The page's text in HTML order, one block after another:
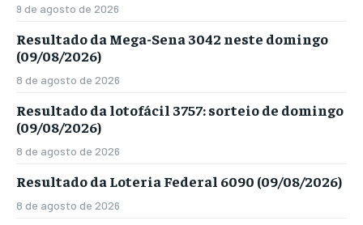
9 de agosto de 2026
Resultado da Mega-Sena 3042 neste domingo
(09/08/2026)
8 de agosto de 2026
Resultado da lotofácil 3757: sorteio de domingo
(09/08/2026)
8 de agosto de 2026
Resultado da Loteria Federal 6090 (09/08/2026)
8 de agosto de 2026